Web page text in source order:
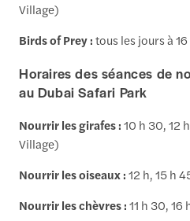
Village)
Birds of Prey :tous les jours à
Horaires des séances de
au Dubai Safari Park
Nourrir les girafes :10 h 30, 12
Village)
Nourrir les oiseaux :12 h, 15 h
Nourrir les chèvres :11 h 30, 16